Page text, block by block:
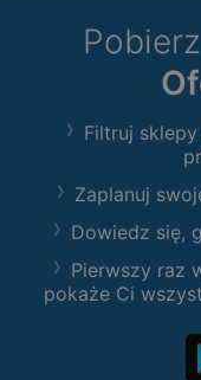
Filtruj
Zaplanuj
Dowiedz się,
Pierwszy raz
pokaże Ci